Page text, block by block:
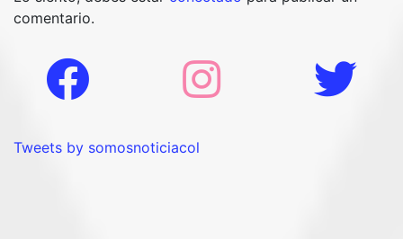
comentario.
Tweets by somosnoticiacol